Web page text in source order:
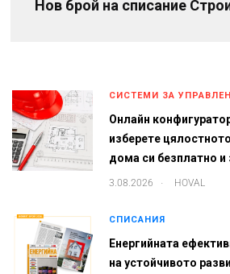
Нов брой на списание
СИСТЕМИ ЗА
Онлайн
изберете
дома си безплатно и
3.08.2026 . HOVAL
СПИСАНИЯ
Енергийната
на устойчивото